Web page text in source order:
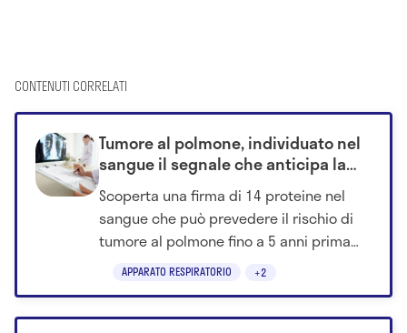
CONTENUTI CORRELATI
APPARATO RESPIRATORIO +2
Tumore al polmone, individuato nel
sangue il segnale che anticipa la
malattia: chi è davvero a rischio
Scoperta una firma di 14 proteine nel
sangue che può prevedere il rischio di
tumore al polmone fino a 5 anni prima
della diagnosi.